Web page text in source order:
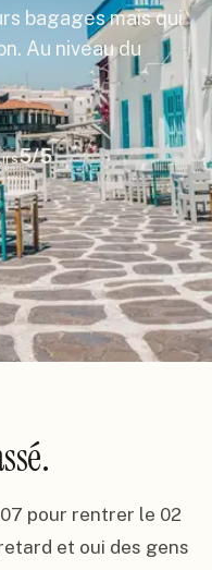
bagages mais qui
Au niveau du
5/5
pour rentrer le 02
et oui des gens